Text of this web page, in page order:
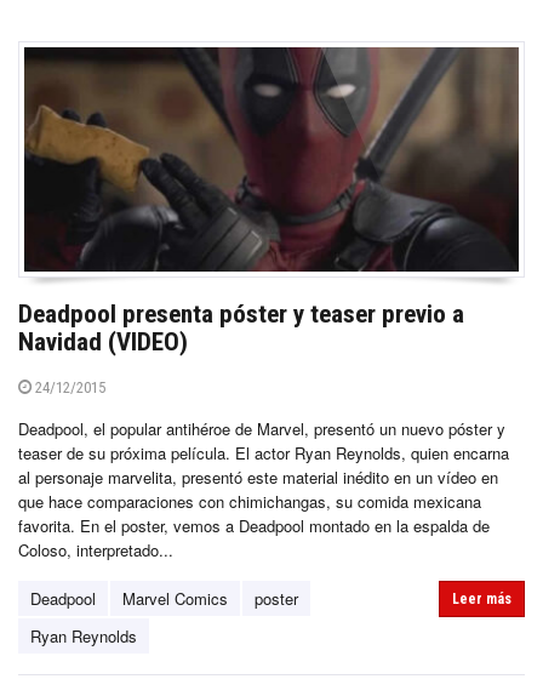
Deadpool presenta póster y teaser previo a
Navidad (VIDEO)
24/12/2015
Deadpool, el popular antihéroe de Marvel, presentó un nuevo póster y
teaser de su próxima película. El actor Ryan Reynolds, quien encarna
al personaje marvelita, presentó este material inédito en un vídeo en
que hace comparaciones con chimichangas, su comida mexicana
favorita. En el poster, vemos a Deadpool montado en la espalda de
Coloso, interpretado...
Deadpool Marvel Comics
poster
Ryan Reynolds
Leer más